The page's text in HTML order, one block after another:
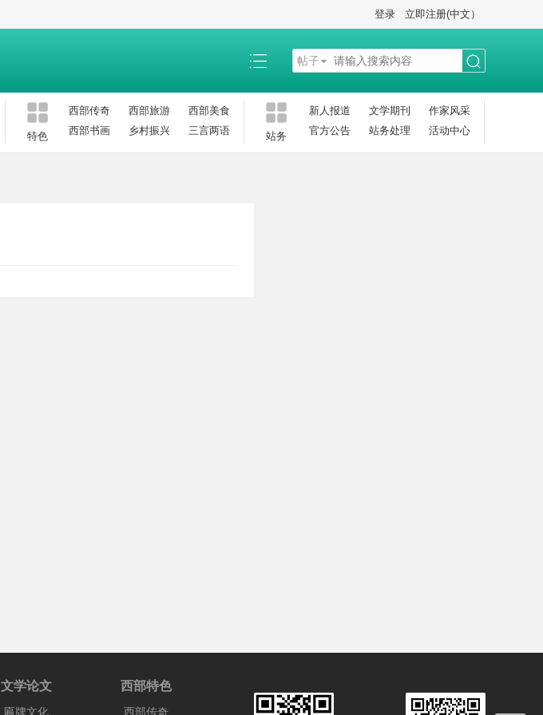
登录 立即注册(中文）
帖子
特色
西部传奇 西部旅游
西部美食
西部书画
乡村振兴 三言两语 站务
新人报道 文学期刊
作家风采
官方公告
站务处理 活动中心
文学论文
匾牌文化
西部特色
西部传奇